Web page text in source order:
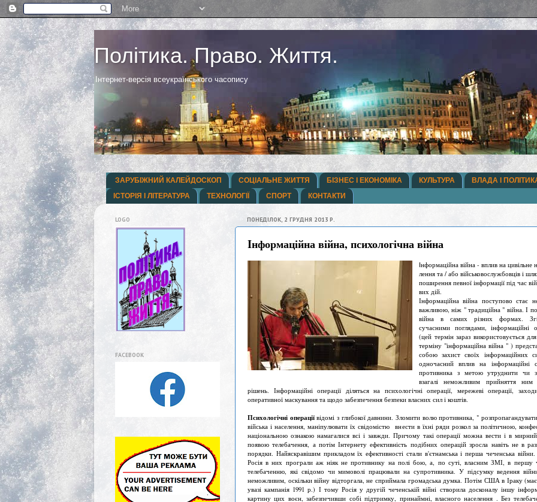
Політика. Право. Життя.
Інтернет-версія всеукраїнського часопису
ЗАРУБІЖНИЙ КАЛЕЙДОСКОП СОЦІАЛЬНЕ ЖИТТЯ БІЗНЕС І ЕКОНОМІКА КУЛЬТУРА ВЛАДА І
ІСТОРІЯ І ЛІТЕРАТУРА
ТЕХНОЛОГІЇ СПОРТ КОНТАКТИ
ПОНЕДІЛОК, 2 ГРУДНЯ 2013 Р.
Iнформаційна війна, психологічна війна
Інформаційна війна - вплив на цивільне
лення та / або військовослужбовців і
поширення певної інформації під час
вих дій.
Інформаційна війна поступово стає
важливою, ніж " традиційна " війна. І
війна в самих різних формах.
сучасними поглядами, інформаційні
(цей термін зараз використовується
терміну "інформаційна війна " )
собою захист своїх інформаційних
одночасний вплив на інформаційні
противника з метою утруднити чи
взагалі неможливим прийняття ним
рішень. Інформаційні операції діляться на психологічні операції, мережеві операції,
оперативної маскування та щодо забезпечення безпеки власних сил і коштів.
Психологічні операціївідомі з глибокої давнини. Зломити волю противника, "
війська і населення, маніпулювати їх свідомістю внести в їхні ряди розкол за політичною,
національною ознакою намагалися всі і завжди. Причому такі операції можна вести і в
появою телебачення, а потім Інтернету ефективність подібних операцій зросла навіть не в
порядки. Найяскравішим прикладом їх ефективності стали в'єтнамська і перша чеченська
Росія в них програли аж ніяк не противнику на полі бою, а, по суті, власним ЗМІ, в першу
телебаченню, які свідомо чи мимоволі працювали на супротивника. У підсумку ведення
неможливим, оскільки війну відторгала, не сприймала громадська думка. Потім США в Іраку
увазі кампанія 1991 р.) І тому Росія у другій чеченській війні створила досконалу іншу
картину цих воєн, забезпечивши собі підтримку, принаймні, власного населення . Без
LOGO
FACEBOOK